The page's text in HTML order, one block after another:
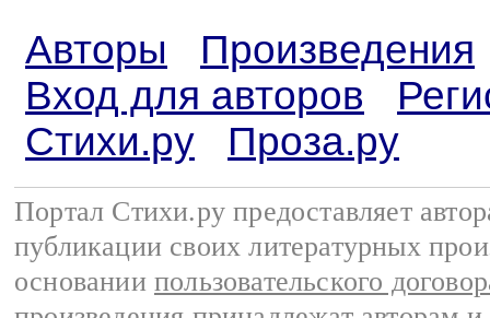
Авторы
Произведения
Вход для авторов
Стихи.ру
Проза.ру
Портал Стихи.ру предоставляет
публикации своих литературных
основании пользовательского